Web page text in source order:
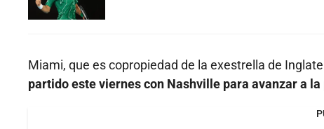
Miami, que es copropiedad de la exestrella de
partido este viernes con Nashville para avanzar a